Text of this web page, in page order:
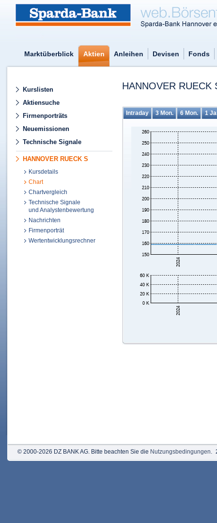
Marktüberblick Aktien Anleihen Devisen Fonds
Kurslisten
Aktiensuche
Firmenporträts
Neuemissionen
Technische Signale
HANNOVER RUECK S
Kursdetails
Chart
Chartvergleich
Technische Signale
und Analystenbewertung
Nachrichten
Firmenporträt
Wertentwicklungsrechner
HANNOVER RUECK
Intraday 3 Mon. 6 Mon. 1
© 2000-2026 DZ BANK AG. Bitte beachten Sie die Nutzungsbedingungen.